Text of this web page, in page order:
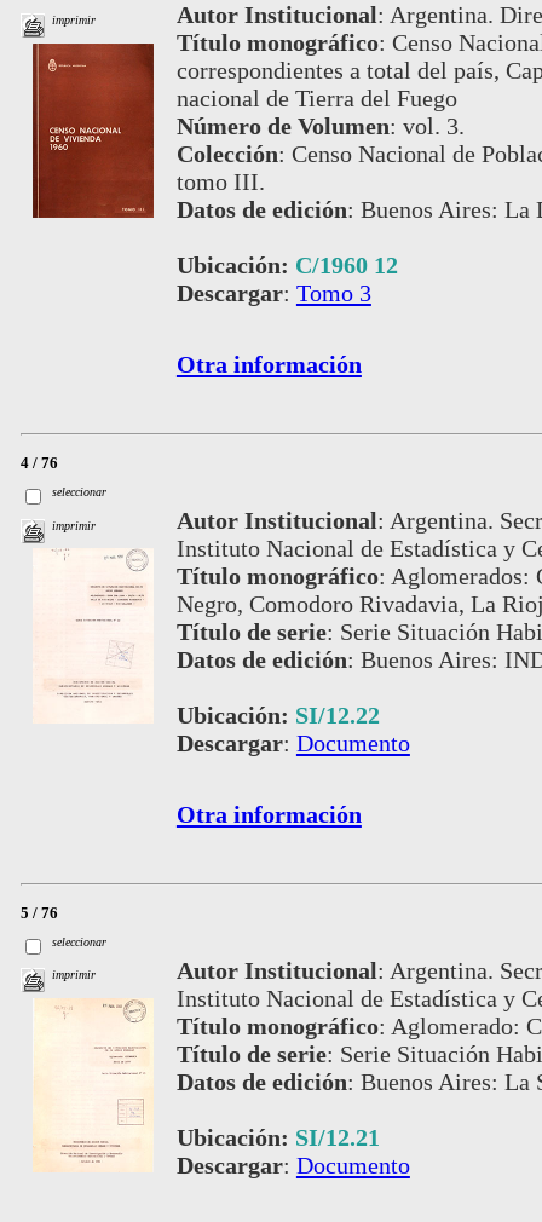
imprimir Autor Institucional: Argentina.
Título monográfico: Censo
correspondientes a total del país,
nacional de Tierra del Fuego
Número de Volumen: vol. 3.
Colección: Censo Nacional de
tomo III.
Datos de edición: Buenos Aires: La
Ubicación: C/1960 12
Descargar: Tomo 3
Otra información
4 / 76
seleccionar
imprimir Autor Institucional: Argentina.
Instituto Nacional de Estadística y
Título monográfico: Aglomerados:
Negro, Comodoro Rivadavia, La
Título de serie: Serie Situación
Datos de edición: Buenos Aires:
Ubicación: SI/12.22
Descargar: Documento
Otra información
5 / 76
seleccionar
imprimir Autor Institucional: Argentina.
Instituto Nacional de Estadística y
Título monográfico: Aglomerado:
Título de serie: Serie Situación
Datos de edición: Buenos Aires: La
Ubicación: SI/12.21
Descargar: Documento